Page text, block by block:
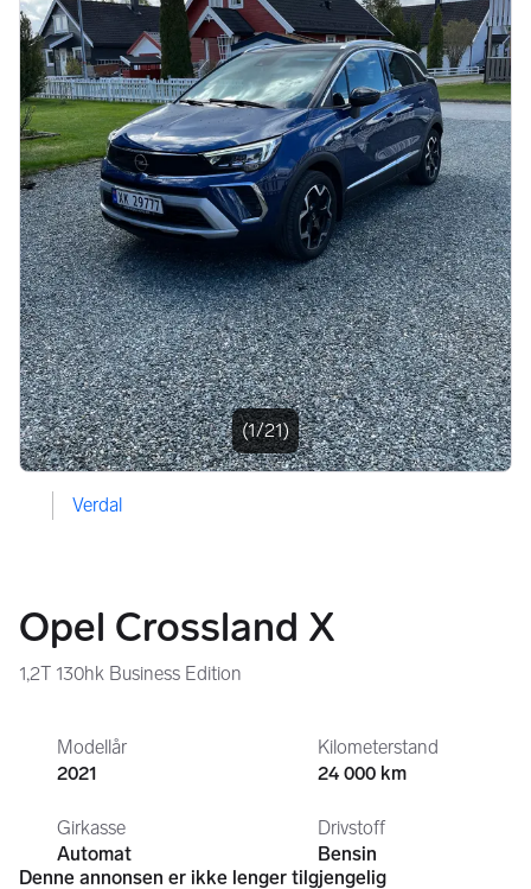
Bildegalleri
(1/21)
Verdal
Opel Crossland X
1,2T 130hk Business Edition
Modellår
2021
Kilometerstand
24 000 km
Girkasse
Automat
Drivstoff
Bensin